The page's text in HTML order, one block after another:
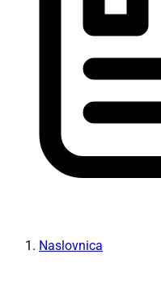
Naslovnica